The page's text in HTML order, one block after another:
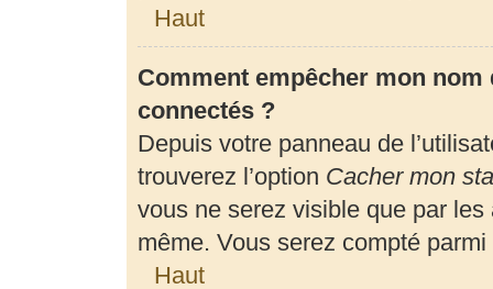
Haut
Comment empêcher mon
connectés ?
Depuis votre panneau de
trouverez l’option Cacher mon
vous ne serez visible que par
même. Vous serez compté
Haut